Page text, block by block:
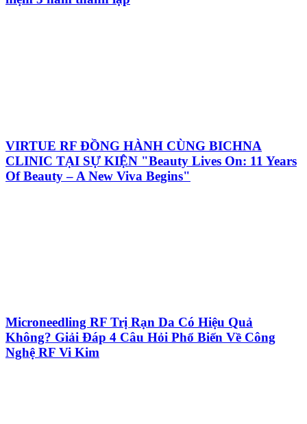
VIRTUE RF ĐỒNG HÀNH CÙNG BICHNA
CLINIC TẠI SỰ KIỆN "Beauty Lives On: 11 Years
Of Beauty – A New Viva Begins"
Microneedling RF Trị Rạn Da Có Hiệu Quả
Không? Giải Đáp 4 Câu Hỏi Phổ Biến Về Công
Nghệ RF Vi Kim